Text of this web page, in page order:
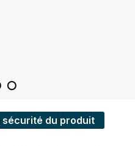
sécurité du produit